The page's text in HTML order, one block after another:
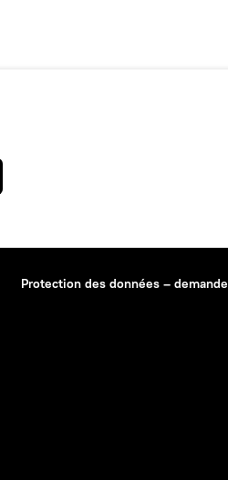
Protection des données – demande